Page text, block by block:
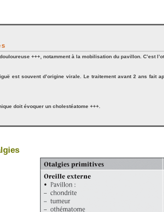
+++, notamment à la mobilisation du pavillon. C’est
est souvent d’origine virale. Le traitement avant 2 ans
doit évoquer un cholestéatome +++.